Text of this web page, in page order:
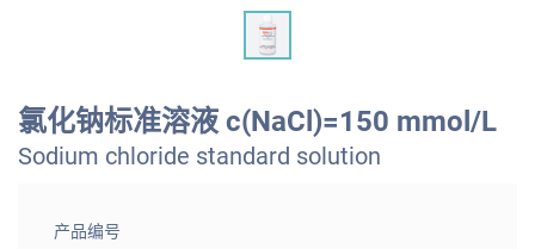
氯化钠标准溶液 c(NaCl)=150 mmol/L
Sodium chloride standard solution
产品编号